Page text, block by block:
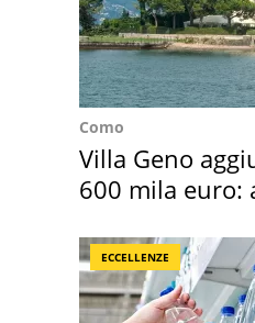
Como
Villa Geno
600 mila euro:
ECCELLENZE